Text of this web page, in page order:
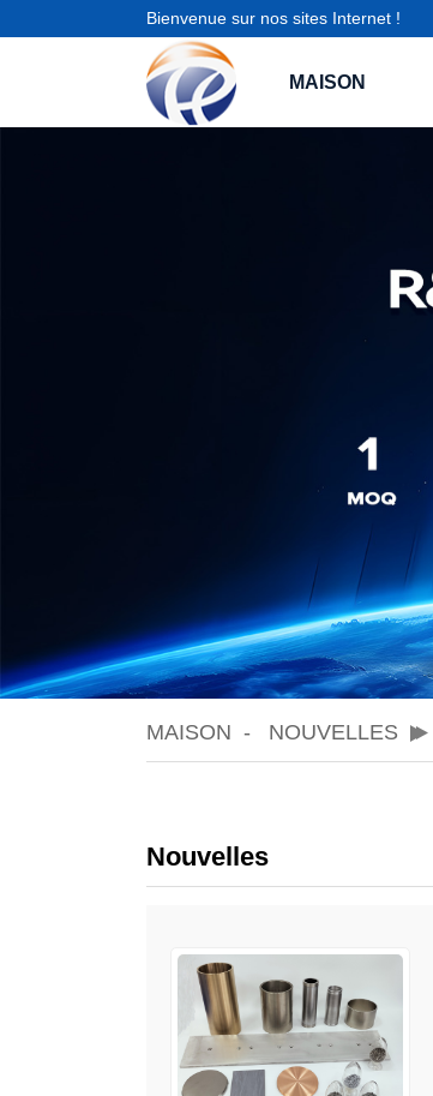
Bienvenue sur nos sites Internet !
MAISON
MAISON NOUVELLES
Nouvelles